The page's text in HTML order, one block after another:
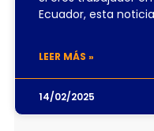
Ecuador, esta
LEER MÁS »
14/02/2025